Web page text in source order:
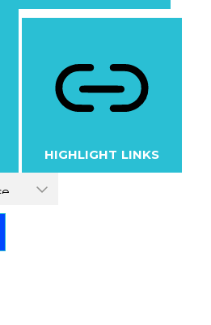
HIGHLIGHT LINKS